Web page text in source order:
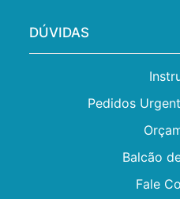
DÚVIDAS
Pedidos
Balcão
Fale